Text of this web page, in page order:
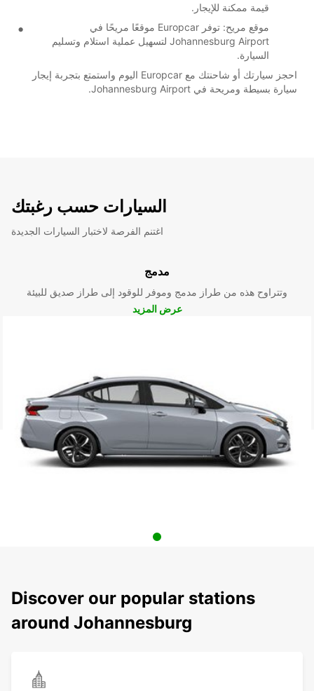
قيمة ممكنة للإيجار.
موقع مريح: توفر Europcar موقعًا مريحًا في
Johannesburg Airport لتسهيل عملية استلام وتسليم
السيارة.
احجز سيارتك أو شاحنتك مع Europcar اليوم واستمتع بتجربة إيجار
سيارة بسيطة ومريحة في Johannesburg Airport.
السيارات حسب رغبتك
اغتنم الفرصة لاختبار السيارات الجديدة
مدمج
وتتراوح هذه من طراز مدمج وموفر للوقود إلى طراز صديق للبيئة
عرض المزيد
Discover our popular stations
around Johannesburg